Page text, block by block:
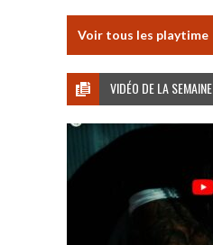
Voir tous les playtime
VIDÉO DE LA SEMAINE